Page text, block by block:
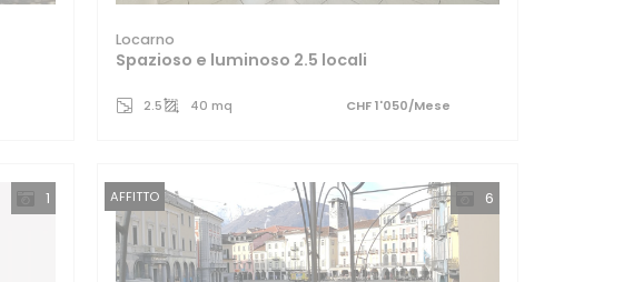
Locarno
Spazioso e luminoso 2.5 locali
2.5 40 mq CHF 1'050/Mese
1 6
AFFITTO